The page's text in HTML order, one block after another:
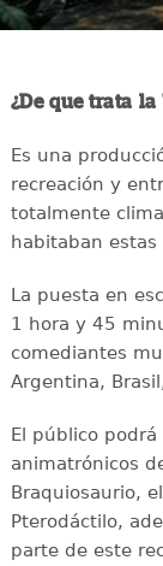
¿De que trata
Es una
recreación y
totalmente
habitaban estas
La puesta en
1 hora y 45
comediantes
Argentina,
El público
animatrónicos
Braquiosaurio,
Pterodáctilo,
parte de este